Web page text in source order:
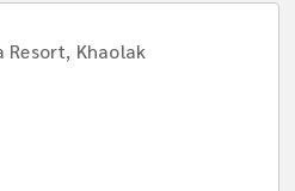
Resort, Khaolak